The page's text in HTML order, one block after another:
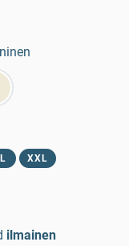
XXL
ilmainen